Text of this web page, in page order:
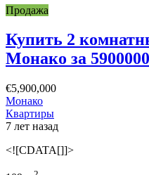
Продажа
Купить 2
Монако за
€5,900,000
Монако
Квартиры
7 лет назад
<![CDATA[]]>